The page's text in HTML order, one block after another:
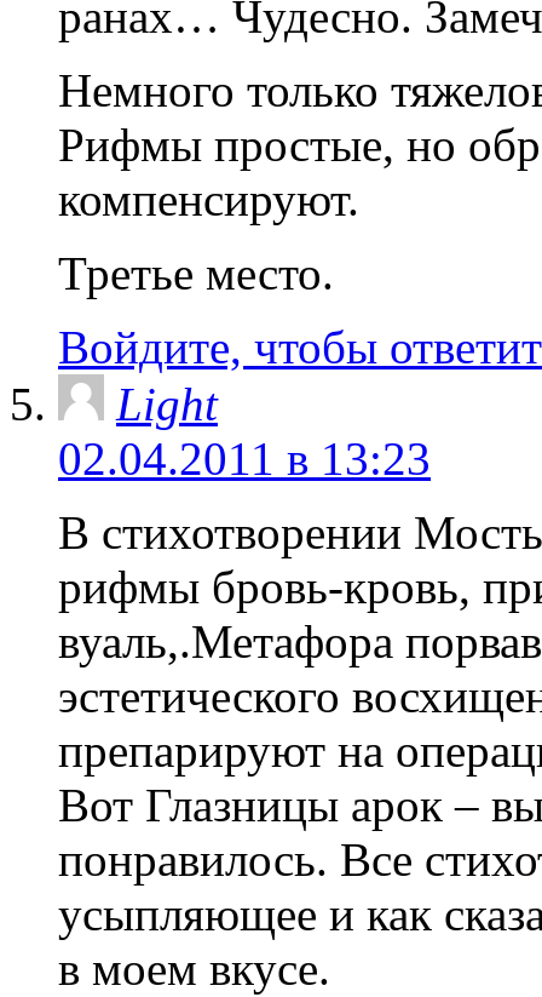
ранах… Чудесно.
Немного только
Рифмы простые, но
компенсируют.
Третье место.
Войдите, чтобы
Light
02.04.2011 в 13:23
В стихотворении
рифмы бровь-кровь,
вуаль,.Метафора
эстетического
препарируют на
Вот Глазницы арок –
понравилось. Все
усыпляющее и как
в моем вкусе.